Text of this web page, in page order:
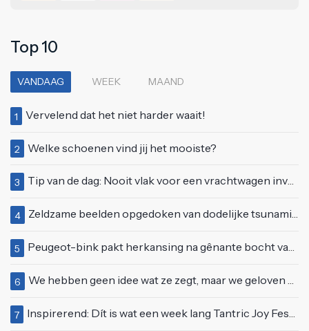
Top 10
VANDAAG WEEK MAAND
1 Vervelend dat het niet harder waait!
2 Welke schoenen vind jij het mooiste?
3 Tip van de dag: Nooit vlak voor een vrachtwagen invoegen
4 Zeldzame beelden opgedoken van dodelijke tsunami uit 2004
5 Peugeot-bink pakt herkansing na gênante bocht van 180 graden bij verkeerslicht
6 We hebben geen idee wat ze zegt, maar we geloven haar helemaal!
7 Inspirerend: Dít is wat een week lang Tantric Joy Festival met je doet